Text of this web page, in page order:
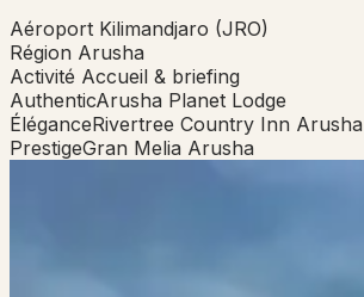
Aéroport Kilimandjaro (JRO)
Région Arusha
Activité Accueil & briefing
AuthenticArusha Planet Lodge
ÉléganceRivertree Country Inn Arusha
PrestigeGran Melia Arusha